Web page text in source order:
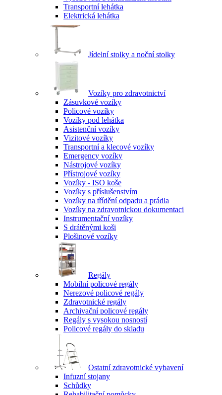
Transportní lehátka
Elektrická lehátka
Jídelní stolky a noční stolky
Vozíky pro zdravotnictví
Zásuvkové vozíky
Policové vozíky
Vozíky pod lehátka
Asistenční vozíky
Vizitové vozíky
Transportní a klecové vozíky
Emergency vozíky
Nástrojové vozíky
Přístrojové vozíky
Vozíky - ISO koše
Vozíky s příslušenstvím
Vozíky na třídění odpadu a prádla
Vozíky na zdravotnickou dokumentaci
Instrumentační vozíky
S drátěnými koši
Plošinové vozíky
Regály
Mobilní policové regály
Nerezové policové regály
Zdravotnické regály
Archivační policové regály
Regály s vysokou nosností
Policové regály do skladu
Ostatní zdravotnické vybavení
Infuzní stojany
Schůdky